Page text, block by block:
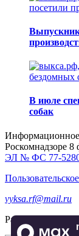
В июле
собак
Информационное
Роскомнадзоре 8
ЭЛ № ФС 77-
vyksa.rf@mail.ru
Разработка и